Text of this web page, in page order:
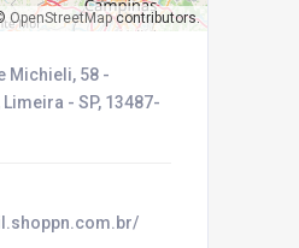
OpenStreetMapcontributors.
Michieli, 58 -
- SP, 13487-